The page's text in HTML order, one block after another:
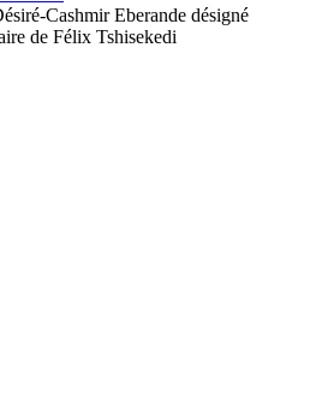
Cashmir Eberande désigné
de Félix Tshisekedi